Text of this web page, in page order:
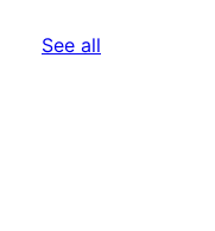
See all